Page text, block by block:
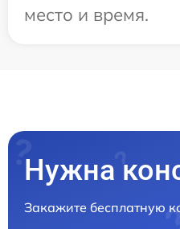
место и время.
Нужна
Закажите бесплатную